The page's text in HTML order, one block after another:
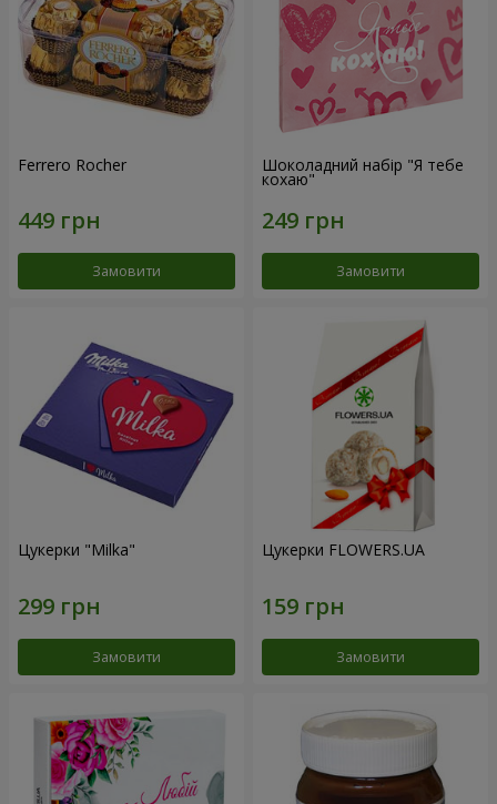
Ferrero Rocher
Замовити
Шоколадний набір "Я тебе
кохаю"
Замовити
Цукерки "Milka"
Замовити
Цукерки FLOWERS.UA
Замовити